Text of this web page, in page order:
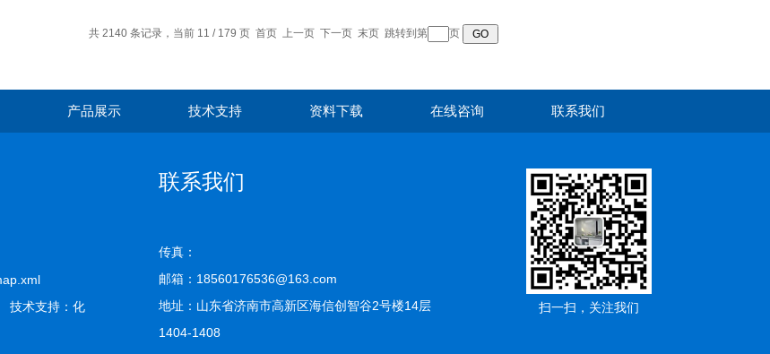
共 2140 条记录，当前 11 / 179 页 首页 上一页 下一页 末页跳转到第 页
产品展示 技术支持 资料下载 在线咨询 联系我们
术支持： 化
联系我们
传真：
邮箱：18560176536@163.com
地址：山东省济南市高新区海信创智谷2号楼14层
1404-1408
扫一扫，关注我们